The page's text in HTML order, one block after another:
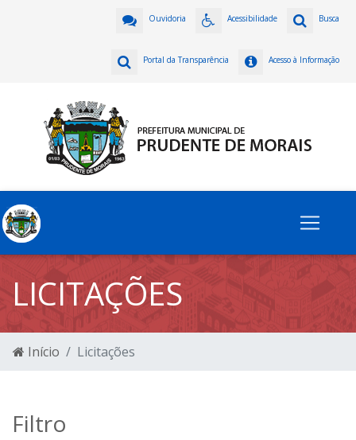
Busca
Acessibilidade
Ouvidoria
Acesso à Informação
Portal da Transparência
LICITAÇÕES
Início Licitações
Filtro